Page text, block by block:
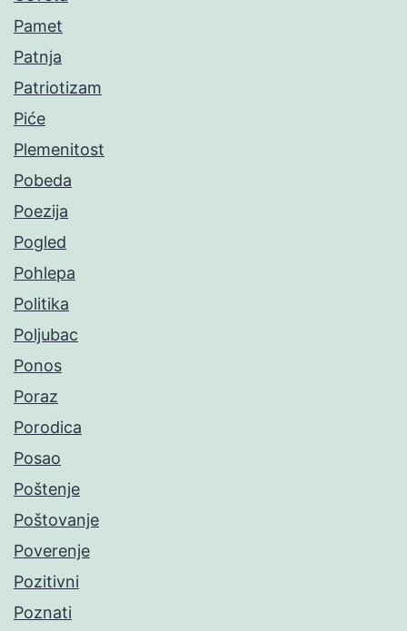
Pamet
Patnja
Patriotizam
Piće
Plemenitost
Pobeda
Poezija
Pogled
Pohlepa
Politika
Poljubac
Ponos
Poraz
Porodica
Posao
Poštenje
Poštovanje
Poverenje
Pozitivni
Poznati